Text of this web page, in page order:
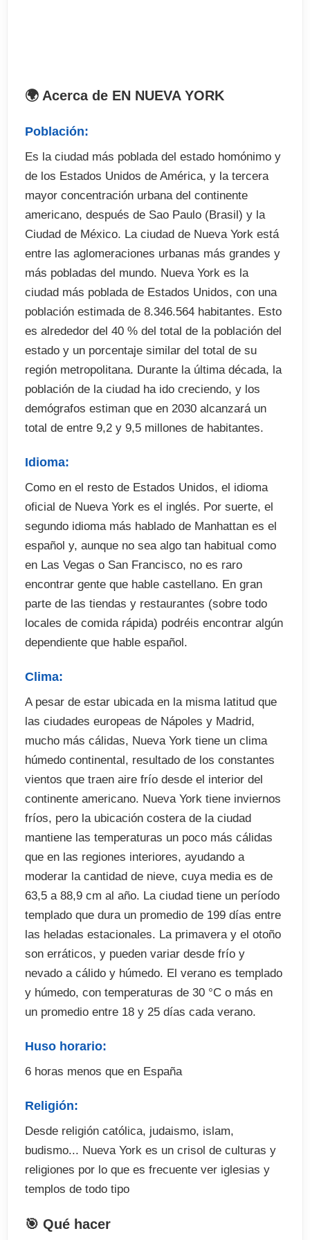
. Seguro de viaje (opcional)
. Recogida en el aeropuerto (opcional)
. Tasa de examen
. Excursiones y actividades optativas fuera de
programa
🌍 Acerca de EN NUEVA YORK
Población:
Es la ciudad más poblada del estado homónimo y
de los Estados Unidos de América, y la tercera
mayor concentración urbana del continente
americano, después de Sao Paulo (Brasil) y la
Ciudad de México. La ciudad de Nueva York está
entre las aglomeraciones urbanas más grandes y
más pobladas del mundo. Nueva York es la
ciudad más poblada de Estados Unidos, con una
población estimada de 8.346.564 habitantes. Esto
es alrededor del 40 % del total de la población del
estado y un porcentaje similar del total de su
región metropolitana. Durante la última década, la
población de la ciudad ha ido creciendo, y los
demógrafos estiman que en 2030 alcanzará un
total de entre 9,2 y 9,5 millones de habitantes.
Idioma:
Como en el resto de Estados Unidos, el idioma
oficial de Nueva York es el inglés. Por suerte, el
segundo idioma más hablado de Manhattan es el
español y, aunque no sea algo tan habitual como
en Las Vegas o San Francisco, no es raro
encontrar gente que hable castellano. En gran
parte de las tiendas y restaurantes (sobre todo
locales de comida rápida) podréis encontrar algún
dependiente que hable español.
Clima:
A pesar de estar ubicada en la misma latitud que
las ciudades europeas de Nápoles y Madrid,
mucho más cálidas, Nueva York tiene un clima
húmedo continental, resultado de los constantes
vientos que traen aire frío desde el interior del
continente americano. Nueva York tiene inviernos
fríos, pero la ubicación costera de la ciudad
mantiene las temperaturas un poco más cálidas
que en las regiones interiores, ayudando a
moderar la cantidad de nieve, cuya media es de
63,5 a 88,9 cm al año. La ciudad tiene un período
templado que dura un promedio de 199 días entre
las heladas estacionales. La primavera y el otoño
son erráticos, y pueden variar desde frío y
nevado a cálido y húmedo. El verano es templado
y húmedo, con temperaturas de 30 °C o más en
un promedio entre 18 y 25 días cada verano.
Huso horario:
6 horas menos que en España
Religión:
Desde religión católica, judaismo, islam,
budismo... Nueva York es un crisol de culturas y
religiones por lo que es frecuente ver iglesias y
templos de todo tipo
🎯 Qué hacer